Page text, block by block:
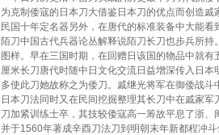
为克制倭寇的日本刀大借鉴日本刀的优点而创造戚
民国十年定名器另外，在唐代的标准装备中大能看
陌刀中国古代兵器论丛解释说陌刀长刀也步兵所持
图样。早在三国时期，在回赠日该国的物品中就有
厘米长刀唐代时随中日文化交流日益增深传入日本
多使此刀她故称之为倭刀。戚继光将军在御倭战斗
日本刀法同时又在民间挖掘整理其长刀中在戚家军
刀加紧训练士卒，其技较倭寇高一筹故平息了浙、
并于1560年著成辛酉刀法刀到明朝末年新都程冲